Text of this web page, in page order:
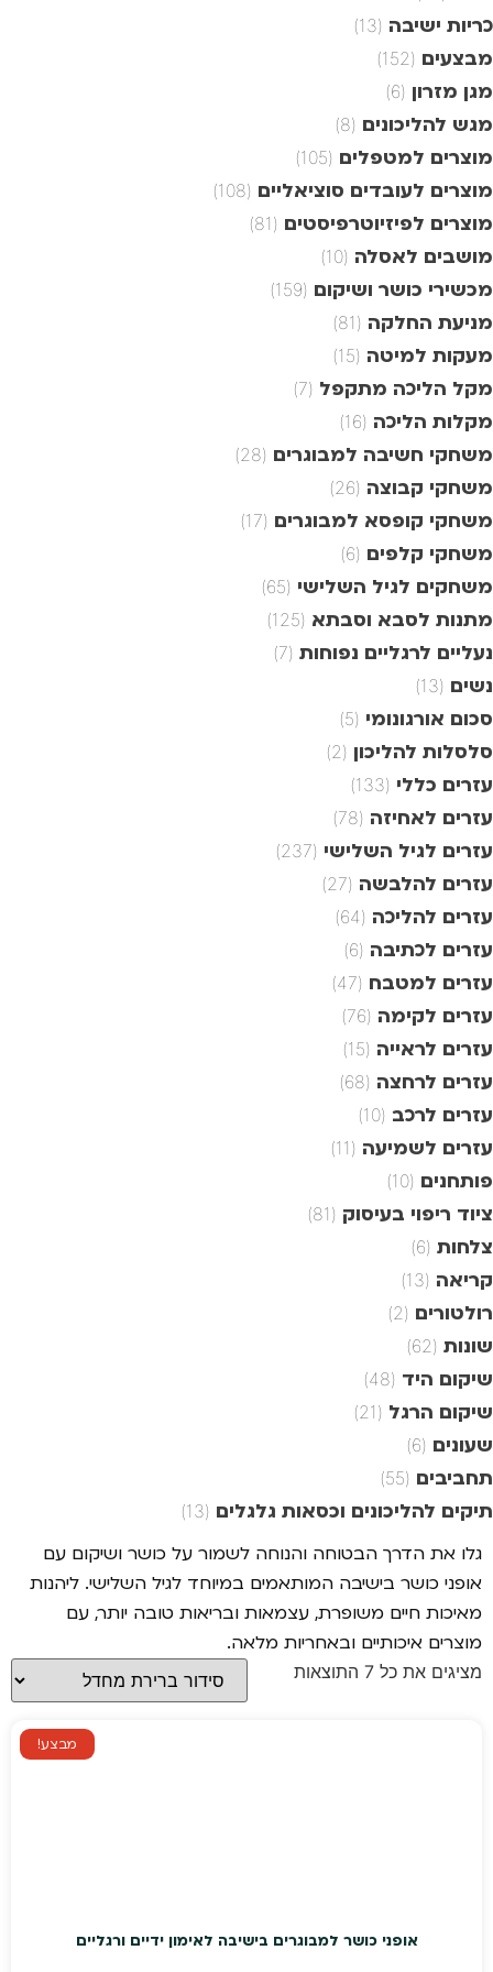
כריות ישיבה (13)
מבצעים (152)
מגן מזרון (6)
מגש להליכונים (8)
מוצרים למטפלים (105)
מוצרים לעובדים סוציאליים (108)
מוצרים לפיזיוטרפיסטים (81)
מושבים לאסלה (10)
מכשירי כושר ושיקום (159)
מניעת החלקה (81)
מעקות למיטה (15)
מקל הליכה מתקפל (7)
מקלות הליכה (16)
משחקי חשיבה למבוגרים (28)
משחקי קבוצה (26)
משחקי קופסא למבוגרים (17)
משחקי קלפים (6)
משחקים לגיל השלישי (65)
מתנות לסבא וסבתא (125)
נעליים לרגליים נפוחות (7)
נשים (13)
סכום אורגונומי (5)
סלסלות להליכון (2)
עזרים כללי (133)
עזרים לאחיזה (78)
עזרים לגיל השלישי (237)
עזרים להלבשה (27)
עזרים להליכה (64)
עזרים לכתיבה (6)
עזרים למטבח (47)
עזרים לקימה (76)
עזרים לראייה (15)
עזרים לרחצה (68)
עזרים לרכב (10)
עזרים לשמיעה (11)
פותחנים (10)
ציוד ריפוי בעיסוק (81)
צלחות (6)
קריאה (13)
רולטורים (2)
שונות (62)
שיקום היד (48)
שיקום הרגל (21)
שעונים (6)
תחביבים (55)
תיקים להליכונים וכסאות גלגלים (13)
גלו את הדרך הבטוחה והנוחה לשמור על כושר ושיקום עם
אופני כושר בישיבה המותאמים במיוחד לגיל השלישי. ליהנות
מאיכות חיים משופרת, עצמאות ובריאות טובה יותר, עם
מוצרים איכותיים ובאחריות מלאה.
מציגים את כל ⁦7⁩ התוצאות
מבצע!
אופני כושר למבוגרים בישיבה לאימון ידיים ורגליים